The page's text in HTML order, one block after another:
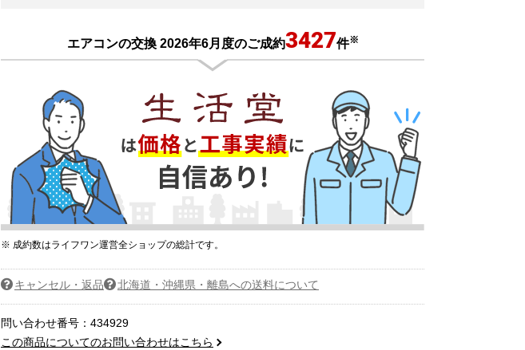
エアコンの交換 2026年6月度のご成約3427件※
※ 成約数はライフワン運営全ショップの総計です。
キャンセル・返品 北海道・沖縄県・離島への送料について
問い合わせ番号：434929
この商品についてのお問い合わせはこちら